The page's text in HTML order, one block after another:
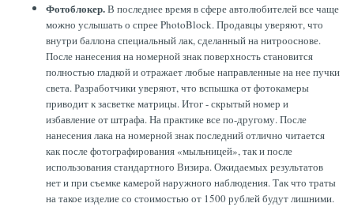
Фотоблокер.В последнее время в сфере автолюбителей все чаще
можно услышать о спрее PhotoBlock. Продавцы уверяют, что
внутри баллона специальный лак, сделанный на нитрооснове.
После нанесения на номерной знак поверхность становится
полностью гладкой и отражает любые направленные на нее пучки
света. Разработчики уверяют, что вспышка от фотокамеры
приводит к засветке матрицы. Итог - скрытый номер и
избавление от штрафа. На практике все по-другому. После
нанесения лака на номерной знак последний отлично читается
как после фотографирования «мыльницей», так и после
использования стандартного Визира. Ожидаемых результатов
нет и при съемке камерой наружного наблюдения. Так что траты
на такое изделие со стоимостью от 1500 рублей будут лишними.